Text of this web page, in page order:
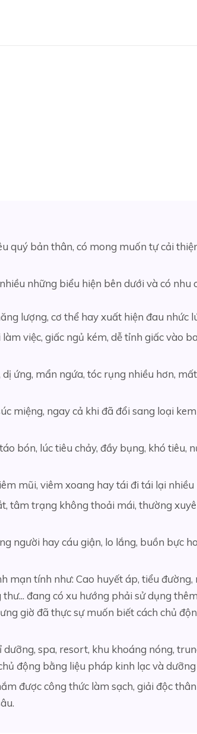
quý bản thân, có mong muốn tự cải
những biểu hiện bên dưới và có
lượng, cơ thể hay xuất hiện đau nhức
việc, giấc ngủ kém, dễ tỉnh giấc vào
ứng, mẩn ngứa, tóc rụng nhiều hơn,
miệng, ngay cả khi đã đổi sang loại
bón, lúc tiêu chảy, đầy bụng, khó tiêu,
mũi, viêm xoang hay tái đi tái lại nhiều
tâm trạng không thoải mái, thường
người hay cáu giận, lo lắng, buồn bực
mạn tính như: Cao huyết áp, tiểu
đang có xu hướng phải sử dụng
giờ đã thực sự muốn biết cách chủ
spa, resort, khu khoáng nóng,
động bằng liệu pháp kinh lạc và
được công thức làm sạch, giải độc